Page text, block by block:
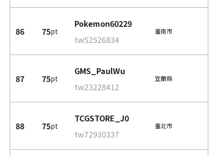
86 75pt
Pokemon60229
tw52526834
臺南市
87 75pt
GMS_PaulWu
tw23228412
宜蘭縣
88 75pt
TCGSTORE_J0
tw72930337
臺北市